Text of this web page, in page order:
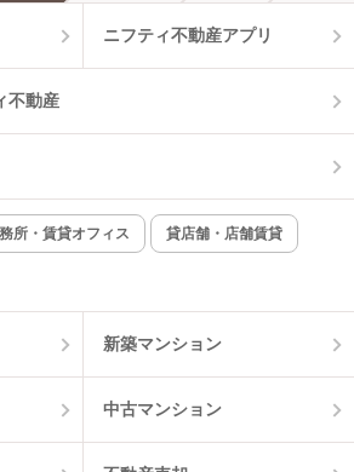
ニフティ不動産アプリ
不動産
所・賃貸オフィス 貸店舗・店舗賃貸
新築マンション
中古マンション